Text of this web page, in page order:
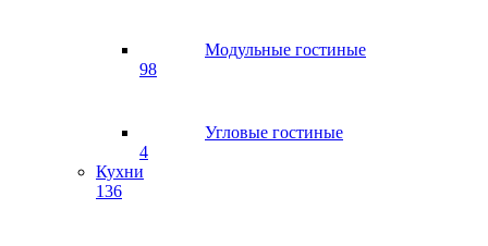
Модульные гостиные
98
Угловые гостиные
4
Кухни
136